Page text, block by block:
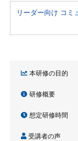
リーダー向け コミ
本研修の目的
研修概要
想定研修時間
受講者の声